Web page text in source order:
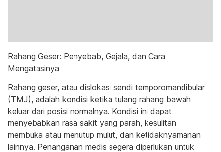
Rahang Geser: Penyebab, Gejala, dan Cara
Mengatasinya
Rahang geser, atau dislokasi sendi temporomandibular
(TMJ), adalah kondisi ketika tulang rahang bawah
keluar dari posisi normalnya. Kondisi ini dapat
menyebabkan rasa sakit yang parah, kesulitan
membuka atau menutup mulut, dan ketidaknyamanan
lainnya. Penanganan medis segera diperlukan untuk